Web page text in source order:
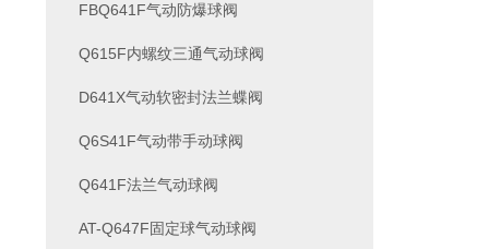
FBQ641F气动防爆球阀
Q615F内螺纹三通气动球阀
D641X气动软密封法兰蝶阀
Q6S41F气动带手动球阀
Q641F法兰气动球阀
AT-Q647F固定球气动球阀